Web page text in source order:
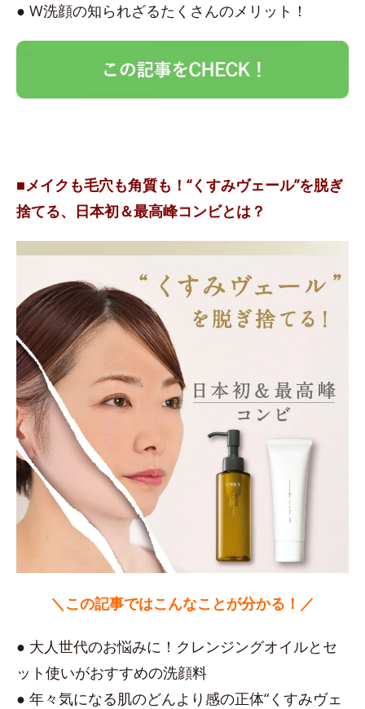
● W洗顔の知られざるたくさんのメリット！
■メイクも毛穴も角質も！“くすみヴェール”を脱ぎ
捨てる、日本初＆最高峰コンビとは？
＼この記事ではこんなことが分かる！／
● 大人世代のお悩みに！クレンジングオイルとセ
ット使いがおすすめの洗顔料
● 年々気になる肌のどんより感の正体“くすみヴェ